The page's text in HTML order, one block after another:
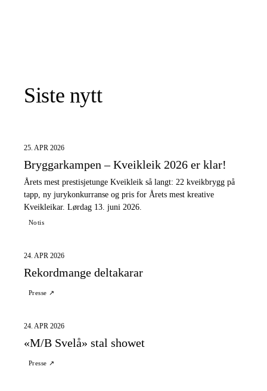
Siste nytt
25. APR 2026
Bryggarkampen – Kveikleik 2026 er klar!
Årets mest prestisjetunge Kveikleik så langt: 22 kveikbrygg på
tapp, ny jurykonkurranse og pris for Årets mest kreative
Kveikleikar. Lørdag 13. juni 2026.
Notis
24. APR 2026
Rekordmange deltakarar
Presse ↗
24. APR 2026
«M/B Svelå» stal showet
Presse ↗